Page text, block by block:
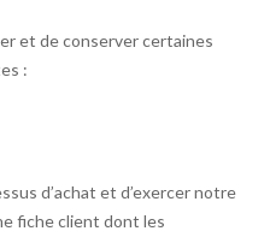
et de conserver certaines
:
d’achat et d’exercer notre
fiche client dont les